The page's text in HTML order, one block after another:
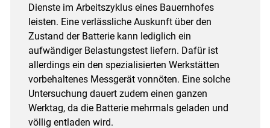
Dienste im Arbeitszyklus eines Bauernhofes
leisten. Eine verlässliche Auskunft über den
Zustand der Batterie kann lediglich ein
aufwändiger Belastungstest liefern. Dafür ist
allerdings ein den spezialisierten Werkstätten
vorbehaltenes Messgerät vonnöten. Eine solche
Untersuchung dauert zudem einen ganzen
Werktag, da die Batterie mehrmals geladen und
völlig entladen wird.